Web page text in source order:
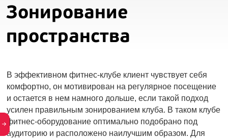
Зонирование
пространства
В эффективном фитнес-клубе клиент чувствует себя
комфортно, он мотивирован на регулярное посещение
и остается в нем намного дольше, если такой подход
усилен правильным зонированием клуба. В таком клубе
фитнес-оборудование оптимально подобрано под
аудиторию и расположено наилучшим образом. Для